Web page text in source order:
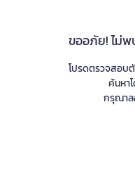
ขออภัย! ไม่
โปรดตรวจสอบ
ค้นหา
กรุณาล